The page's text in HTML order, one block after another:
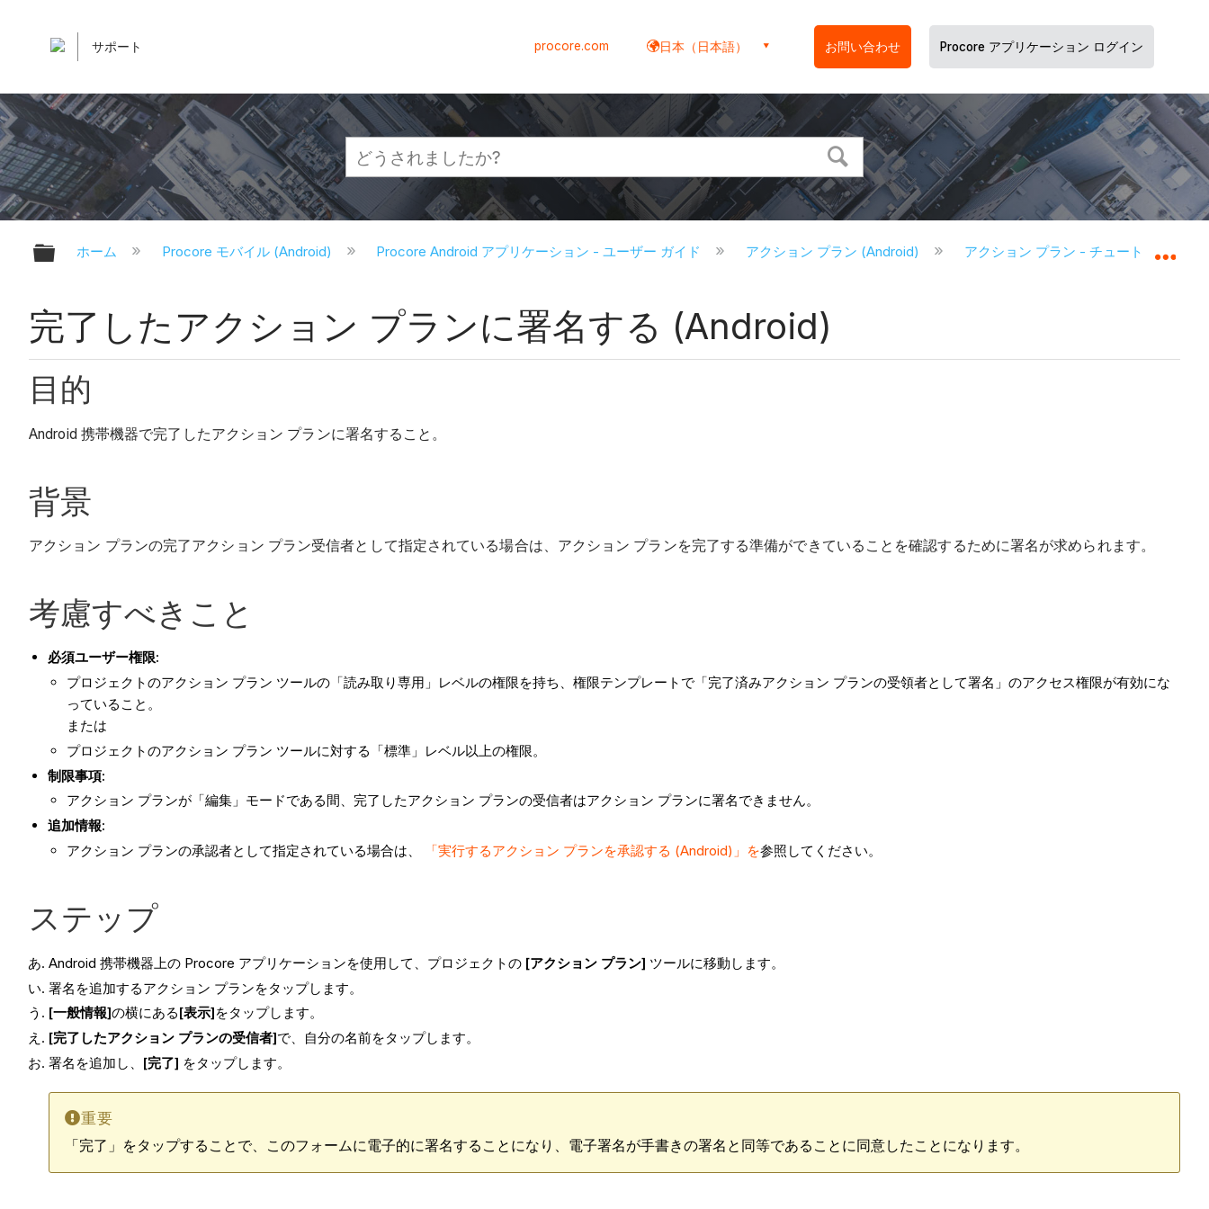
サポート procore.com 日本（日本語） お問い合わせ Procore アプリケーション ログイン
グローバル階層を展開/折りたたむ
ホーム Procore モバイル (Android) Procore Android アプリケーション - ユーザー ガイド アクション プラン (Android) アクション プラン - チュートリアル
完了したアクション プランに署名する (Android)
目的
Android 携帯機器で完了したアクション プランに署名すること。
背景
アクション プランの完了アクション プラン受信者として指定されている場合は、アクション プランを完了する準備ができていることを確認するために署名が求められます。
考慮すべきこと
必須ユーザー権限:
プロジェクトのアクション プラン ツールの「読み取り専用」レベルの権限を持ち、権限テンプレートで「完了済みアクション プランの受領者として署名」のアクセス権限が有効にな
っていること。
または
プロジェクトのアクション プラン ツールに対する「標準」レベル以上の権限。
制限事項:
アクション プランが「編集」モードである間、完了したアクション プランの受信者はアクション プランに署名できません。
追加情報:
アクション プランの承認者として指定されている場合は、
「実行するアクション プランを承認する (Android)」を参照してください。
ステップ
Android 携帯機器上の Procore アプリケーションを使用して、プロジェクトの [アクション プラン] ツールに移動します。
署名を追加するアクション プランをタップします。
[一般情報]の横にある[表示]をタップします。
[完了したアクション プランの受信者]で、自分の名前をタップします。
署名を追加し、 [完了] をタップします。
重要
「完了」をタップすることで、このフォームに電子的に署名することになり、電子署名が手書きの署名と同等であることに同意したことになります。